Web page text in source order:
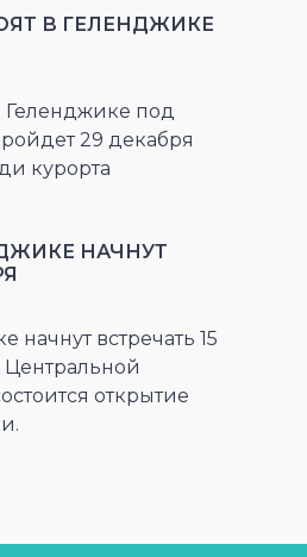
В ГЕЛЕНДЖИКЕ
Геленджике под
29 декабря
курорта
НАЧНУТ
встречать 15
Центральной
открытие